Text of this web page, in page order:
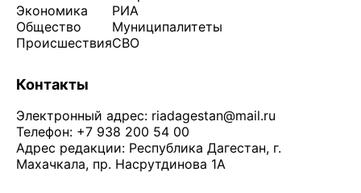
Экономика
Общество
Происшествия
РИА
Муниципалитеты
СВО
Контакты
Электронный адрес: riadagestan@mail.ru
Телефон: +7 938 200 54 00
Адрес редакции: Республика Дагестан, г.
Махачкала, пр. Насрутдинова 1А